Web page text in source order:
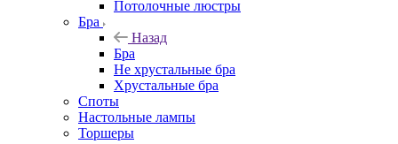
Потолочные люстры
Бра
Назад
Бра
Не хрустальные бра
Хрустальные бра
Споты
Настольные лампы
Торшеры